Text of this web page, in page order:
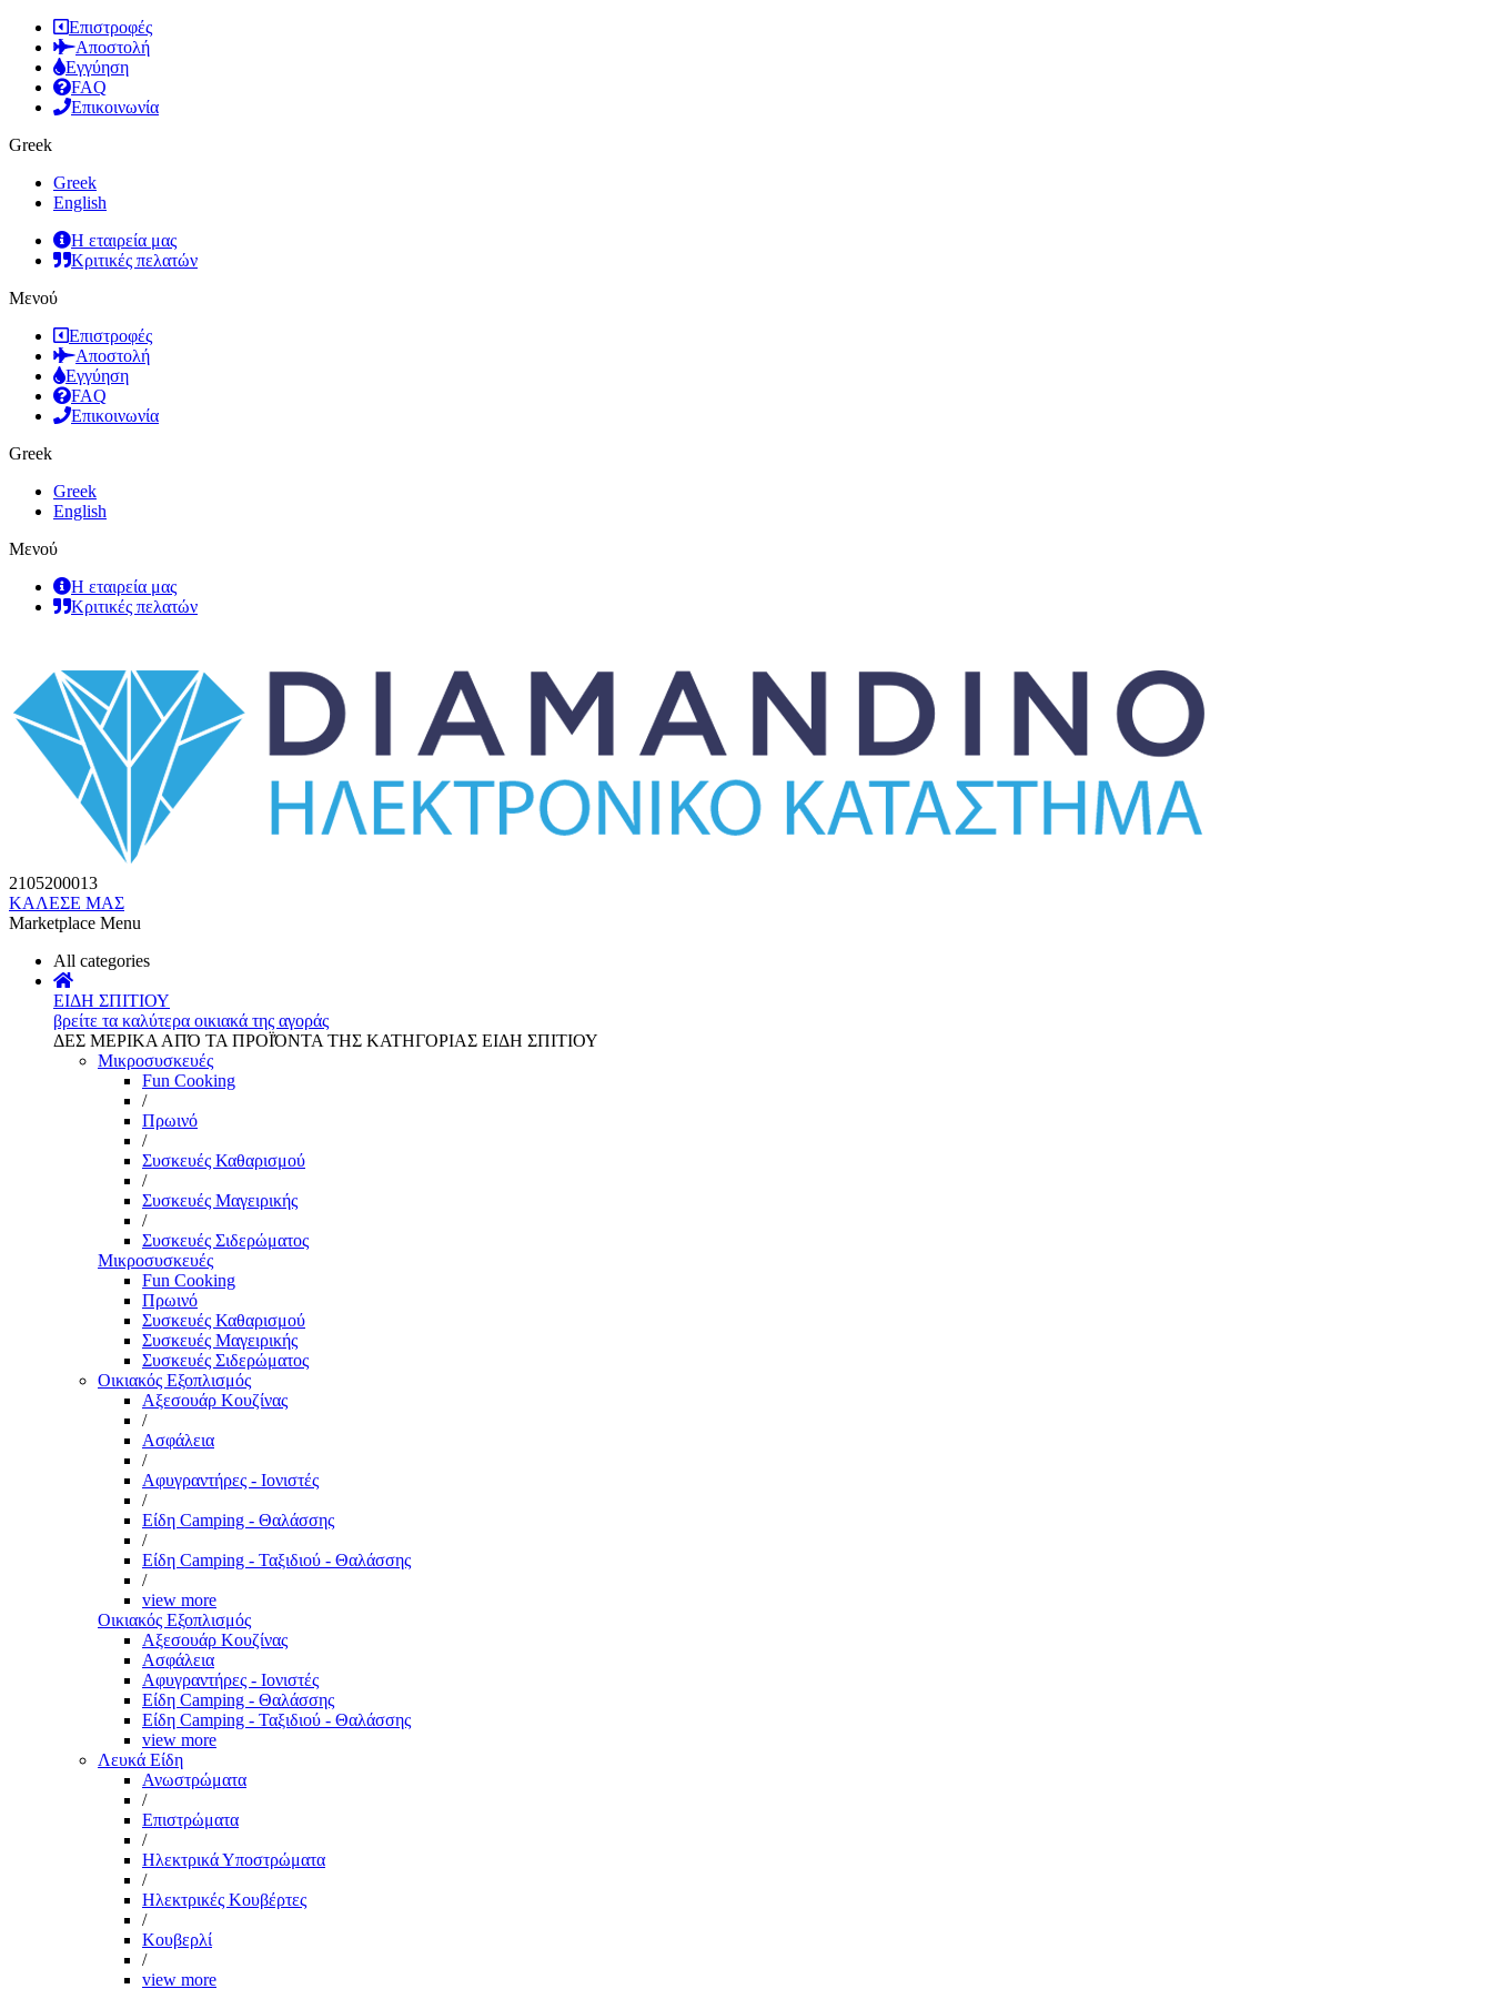
Επιστροφές
Αποστολή
Εγγύηση
FAQ
Επικοινωνία
Greek
Greek
English
Η εταιρεία μας
Κριτικές πελατών
Μενού
Επιστροφές
Αποστολή
Εγγύηση
FAQ
Επικοινωνία
Greek
Greek
English
Μενού
Η εταιρεία μας
Κριτικές πελατών
2105200013
ΚΑΛΕΣΕ ΜΑΣ
Marketplace Menu
All categories
ΕΙΔΗ ΣΠΙΤΙΟΥ
βρείτε τα καλύτερα οικιακά της αγοράς
ΔΕΣ ΜΕΡΙΚΑ ΑΠΌ ΤΑ ΠΡΟΪΌΝΤΑ ΤΗΣ ΚΑΤΗΓΟΡΙΑΣ ΕΙΔΗ ΣΠΙΤΙΟΥ
Μικροσυσκευές
Fun Cooking
/
Πρωινό
/
Συσκευές Καθαρισμού
/
Συσκευές Μαγειρικής
/
Συσκευές Σιδερώματος
Μικροσυσκευές
Fun Cooking
Πρωινό
Συσκευές Καθαρισμού
Συσκευές Μαγειρικής
Συσκευές Σιδερώματος
Οικιακός Εξοπλισμός
Αξεσουάρ Κουζίνας
/
Ασφάλεια
/
Αφυγραντήρες - Ιονιστές
/
Είδη Camping - Θαλάσσης
/
Είδη Camping - Ταξιδιού - Θαλάσσης
/
view more
Οικιακός Εξοπλισμός
Αξεσουάρ Κουζίνας
Ασφάλεια
Αφυγραντήρες - Ιονιστές
Είδη Camping - Θαλάσσης
Είδη Camping - Ταξιδιού - Θαλάσσης
view more
Λευκά Είδη
Ανωστρώματα
/
Επιστρώματα
/
Ηλεκτρικά Υποστρώματα
/
Ηλεκτρικές Κουβέρτες
/
Κουβερλί
/
view more